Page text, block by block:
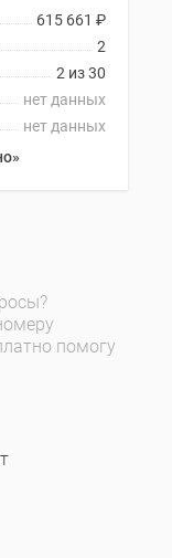
615 661 ₽
2
2 из 30
нет данных
нет данных
помогу